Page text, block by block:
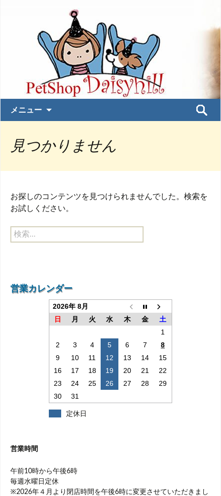
メニュー
ッ
プ
検
見つかりません
お探しのコンテンツを見つけられませんでした。検索を
お試しください。
検
索:
営業カレンダー
2026年 8月
日
月 火 水 木 金
土
1
2
3 4 5 6 7
8
9
10 11 12 13 14
15
16
17 18 19 20 21
22
23
24 25 26 27 28
29
30
31
定休日
営業時間
午前10時から午後6時
毎週水曜日定休
※2026年４月より閉店時間を午後6時に変更させていただきまし